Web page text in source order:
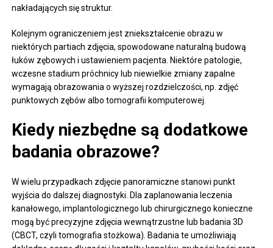
nakładających się struktur.
Kolejnym ograniczeniem jest zniekształcenie obrazu w
niektórych partiach zdjęcia, spowodowane naturalną budową
łuków zębowych i ustawieniem pacjenta. Niektóre patologie,
wczesne stadium próchnicy lub niewielkie zmiany zapalne
wymagają obrazowania o wyższej rozdzielczości, np. zdjęć
punktowych zębów albo tomografii komputerowej.
Kiedy niezbędne są dodatkowe
badania obrazowe?
W wielu przypadkach zdjęcie panoramiczne stanowi punkt
wyjścia do dalszej diagnostyki. Dla zaplanowania leczenia
kanałowego, implantologicznego lub chirurgicznego konieczne
mogą być precyzyjne zdjęcia wewnątrzustne lub badania 3D
(CBCT, czyli tomografia stożkowa). Badania te umożliwiają